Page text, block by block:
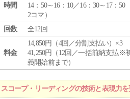
時間
14：50～16：10／16：30～17：50
2コマ）
回数
全12回
料金
14,850円（4回／分割支払い）×3
41,250円（12回／一括前納支払※
義開始前まで）
コープ・リーディングの技術と表現力